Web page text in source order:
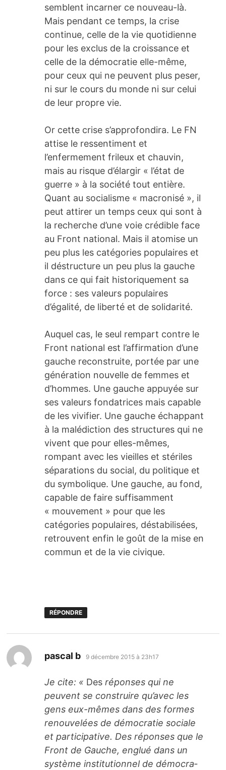
semblent incarner ce nouveau-là.
Mais pendant ce temps, la crise
continue, celle de la vie quotidienne
pour les exclus de la croissance et
celle de la démocratie elle-même,
pour ceux qui ne peuvent plus peser,
ni sur le cours du monde ni sur celui
de leur propre vie.
Or cette crise s’approfondira. Le FN
attise le ressentiment et
l’enfermement frileux et chauvin,
mais au risque d’élargir « l’état de
guerre » à la société tout entière.
Quant au socialisme « macronisé », il
peut attirer un temps ceux qui sont à
la recherche d’une voie crédible face
au Front national. Mais il atomise un
peu plus les catégories populaires et
il déstructure un peu plus la gauche
dans ce qui fait historiquement sa
force : ses valeurs populaires
d’égalité, de liberté et de solidarité.
Auquel cas, le seul rempart contre le
Front national est l’affirmation d’une
gauche reconstruite, portée par une
génération nouvelle de femmes et
d’hommes. Une gauche appuyée sur
ses valeurs fondatrices mais capable
de les vivifier. Une gauche échappant
à la malédiction des structures qui ne
vivent que pour elles-mêmes,
rompant avec les vieilles et stériles
séparations du social, du politique et
du symbolique. Une gauche, au fond,
capable de faire suffisamment
« mouvement » pour que les
catégories populaires, déstabilisées,
retrouvent enfin le goût de la mise en
commun et de la vie civique.
RÉPONDRE
pascal b dit :
9 décembre 2015 à 23h17
Je cite: « Desréponses qui ne
peuvent se construire qu’a­vec les
gens eux-mêmes dans des formes
renou­ve­lées de démo­cra­tie sociale
et parti­ci­pa­tive. Des réponses que le
Front de Gauche, englué dans un
système insti­tu­tion­nel de démo­cra­